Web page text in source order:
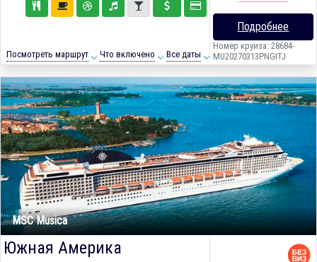
Посмотреть маршрут Что включено Все даты
Подробнее
Номер круиза: 28684-
MU20270313PNGITJ
MSC Musica
Южная Америка